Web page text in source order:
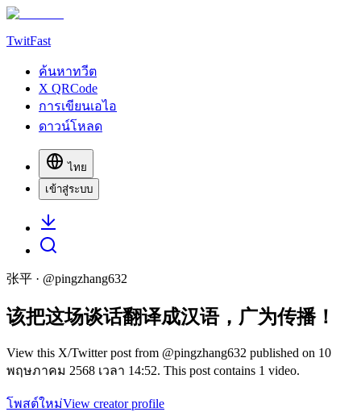
TwitFast
ค้นหาทวีต
X QRCode
การเขียนเอไอ
ดาวน์โหลด
ไทย
เข้าสู่ระบบ
张平 · @pingzhang632
该把这场谈话翻译成汉语，广为传播！
View this X/Twitter post from @pingzhang632 published on 10
พฤษภาคม 2568 เวลา 14:52. This post contains 1 video.
โพสต์ใหม่View creator profile